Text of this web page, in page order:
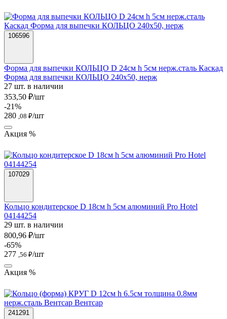
106596
Форма для выпечки КОЛЬЦО D 24см h 5см нерж.сталь Каскад
Форма для выпечки КОЛЬЦО 240х50, нерж
27 шт. в наличии
353,50 ₽/шт
-21%
280 ,08 ₽/шт
Акция %
107029
Кольцо кондитерское D 18см h 5см алюминий Pro Hotel
04144254
29 шт. в наличии
800,96 ₽/шт
-65%
277 ,56 ₽/шт
Акция %
241291